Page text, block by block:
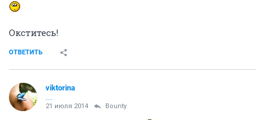
Окститесь!
ОТВЕТИТЬ
viktorina
21 июля 2014 Bounty